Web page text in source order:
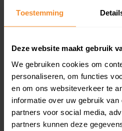
Toestemming
Deze website maakt gebruik
We gebruiken cookies om
personaliseren, om functies
en om ons websiteverkeer te
informatie over uw gebruik
partners voor social media,
partners kunnen deze
Een overzicht van alle
en koopdatum) binnen een
Bekijk product
Direct leverbaar